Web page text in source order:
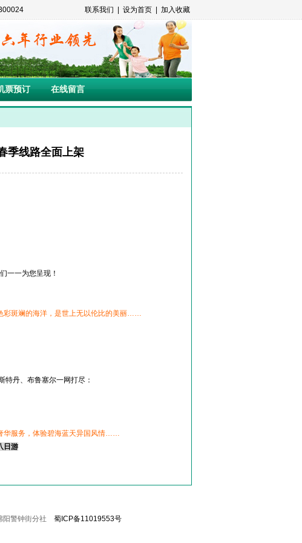
联系我们 设为首页 加入收藏
票预订 在线留言
季线路全面上架
一一为您呈现！
彩斑斓的海洋，是世上无以伦比的美丽……
丹、布鲁塞尔一网打尽：
华服务，体验碧海蓝天异国风情……
日游
阳警钟街分社 蜀ICP备11019553号